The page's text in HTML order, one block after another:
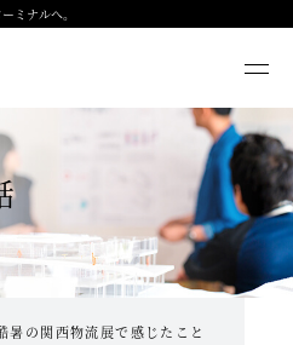
ミナルへ。
暑の関西物流展で感じたこと